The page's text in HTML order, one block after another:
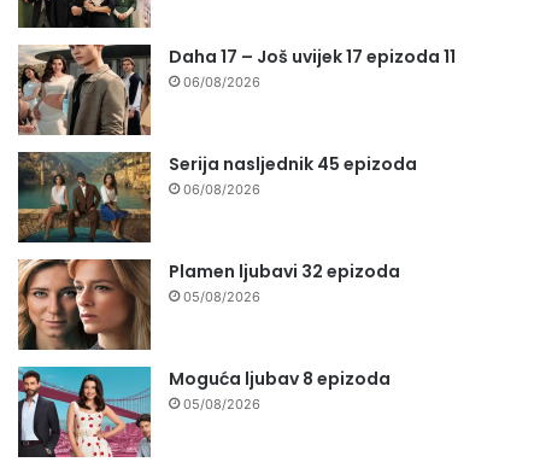
Daha 17 – Još uvijek 17 epizoda 11
06/08/2026
Serija nasljednik 45 epizoda
06/08/2026
Plamen ljubavi 32 epizoda
05/08/2026
Moguća ljubav 8 epizoda
05/08/2026